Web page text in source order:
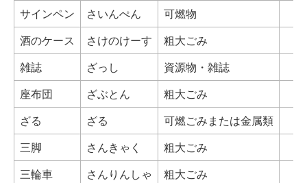
サインペン
さいんぺん
可燃物
酒のケース
さけのけーす
粗大ごみ
雑誌
ざっし
資源物・雑誌
座布団
ざぶとん
粗大ごみ
ざる
ざる
可燃ごみまたは金属類
三脚
さんきゃく
粗大ごみ
三輪車
さんりんしゃ 粗大ごみ